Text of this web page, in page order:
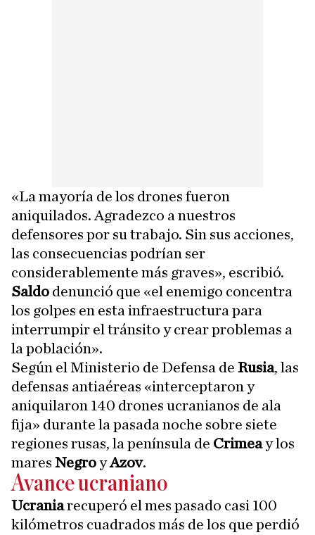
«La mayoría de los drones fueron
aniquilados. Agradezco a nuestros
defensores por su trabajo. Sin sus acciones,
las consecuencias podrían ser
considerablemente más graves», escribió.
Saldo denunció que «el enemigo concentra
los golpes en esta infraestructura para
interrumpir el tránsito y crear problemas a
la población».
Según el Ministerio de Defensa de Rusia, las
defensas antiaéreas «interceptaron y
aniquilaron 140 drones ucranianos de ala
fija» durante la pasada noche sobre siete
regiones rusas, la península de Crimeay los
mares NegroyAzov.
Avance ucraniano
Ucraniarecuperó el mes pasado casi 100
kilómetros cuadrados más de los que perdió